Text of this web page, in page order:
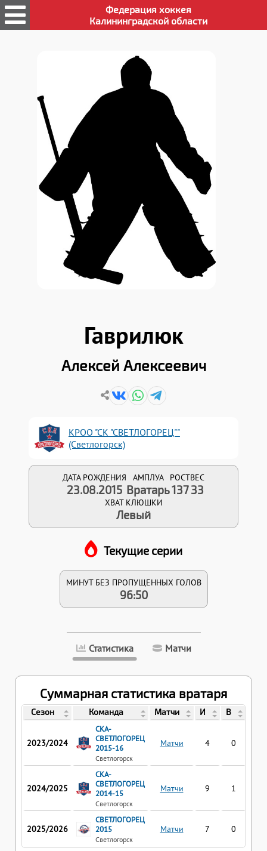
Федерация хоккея
Калининградской области
Гаврилюк
Алексей Алексеевич
КРОО "СК "СВЕТЛОГОРЕЦ""
(Светлогорск)
ДАТА РОЖДЕНИЯ
23.08.2015
АМПЛУА
Вратарь
РОСТ
137
ВЕС
33
ХВАТ КЛЮШКИ
Левый
Текущие серии
МИНУТ БЕЗ ПРОПУЩЕННЫХ ГОЛОВ
96:50
Статистика Матчи
Суммарная статистика вратаря
Сезон Команда Матчи И В
2023/2024
СКА-
СВЕТЛОГОРЕЦ
2015-16
Светлогорск
Матчи 4 0
2024/2025
СКА-
СВЕТЛОГОРЕЦ
2014-15
Светлогорск
Матчи 9 1
2025/2026
СВЕТЛОГОРЕЦ
2015
Светлогорск
Матчи 7 0